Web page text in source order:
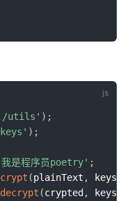
utils' ) ;
) ;
我是程序员poetry' ;
(plainText , keys
decrypt (crypted , keys